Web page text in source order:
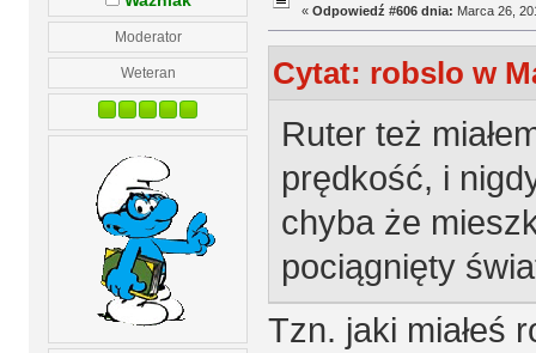
Moderator
Weteran
« Odpowiedź #606 dnia: Marca 26,
Cytat: robslo w
Ruter też
prędkość, i
chyba że
pociągnięty
Tzn. jaki miałeś